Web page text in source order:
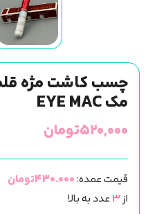
چسب کاشت مژه
مک EYE MAC
۵۲۰,۰۰۰تومان
قیمت عمده:430.000تومان
از3عدد به بالا